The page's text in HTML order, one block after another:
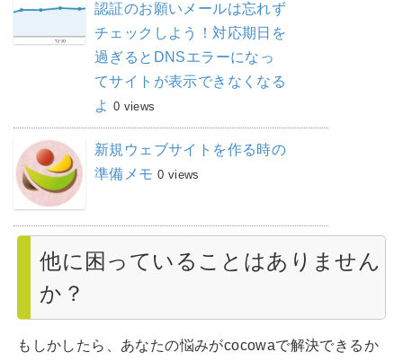
認証のお願いメールは忘れず
チェックしよう！対応期日を
過ぎるとDNSエラーになっ
てサイトが表示できなくなる
よ 0 views
新規ウェブサイトを作る時の
準備メモ 0 views
他に困っていることはありません
か？
もしかしたら、あなたの悩みがcocowaで解決できるか